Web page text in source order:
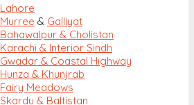
Lahore
Murree & Galliyat
Bahawalpur & Cholistan
Karachi & Interior Sindh
Gwadar & Coastal Highway
Hunza & Khunjrab
Fairy Meadows
Skardu & Baltistan